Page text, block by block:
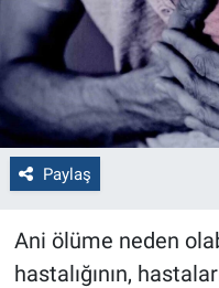
Paylaş
Ani ölüme neden
hastalığının,
Çevre
Yerel
Magazin